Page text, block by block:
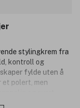
stylingkrem fra
kontroll og
fylde uten å
polert, men